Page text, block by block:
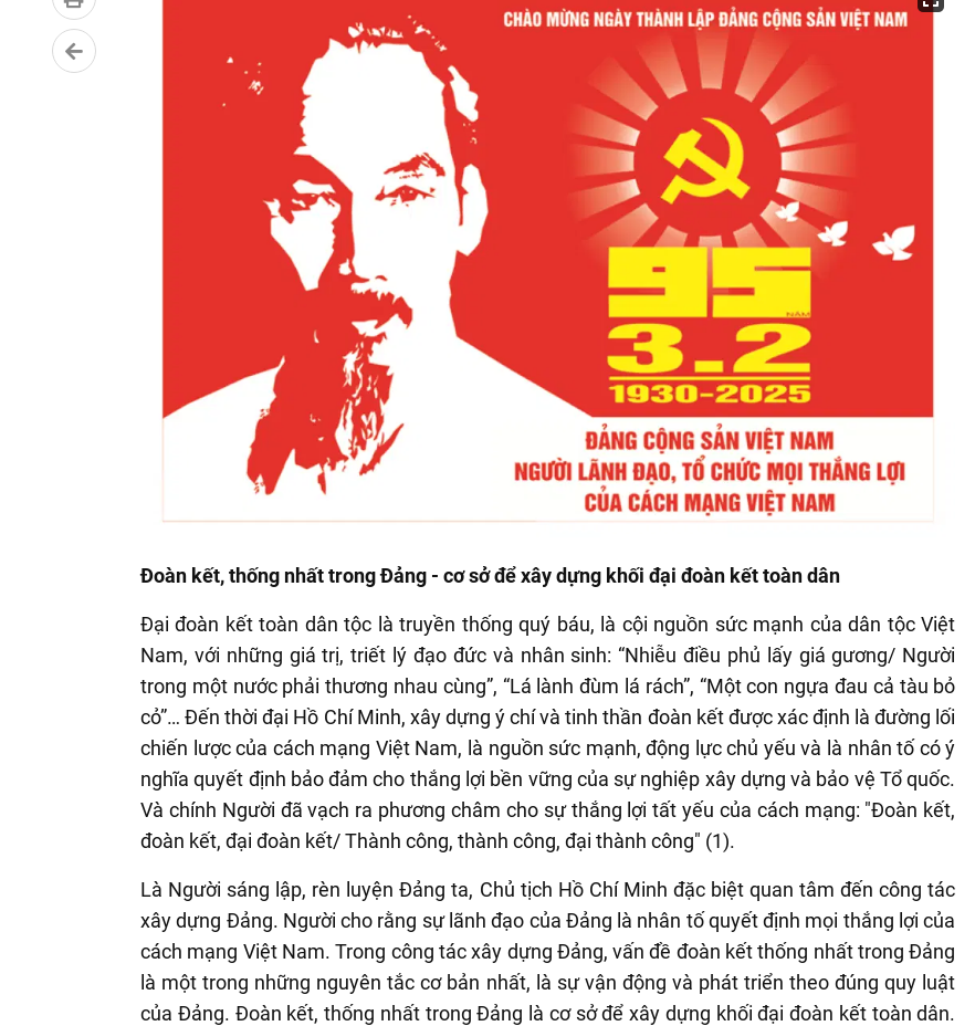
Đoàn kết, thống nhất trong Đảng - cơ sở để xây dựng khối đại đoàn kết toàn dân
Đại đoàn kết toàn dân tộc là truyền thống quý báu, là cội nguồn sức mạnh của dân tộc Việt
Nam, với những giá trị, triết lý đạo đức và nhân sinh: “Nhiễu điều phủ lấy giá gương/ Người
trong một nước phải thương nhau cùng”, “Lá lành đùm lá rách”, “Một con ngựa đau cả tàu bỏ
cỏ”… Đến thời đại Hồ Chí Minh, xây dựng ý chí và tinh thần đoàn kết được xác định là đường lối
chiến lược của cách mạng Việt Nam, là nguồn sức mạnh, động lực chủ yếu và là nhân tố có ý
nghĩa quyết định bảo đảm cho thắng lợi bền vững của sự nghiệp xây dựng và bảo vệ Tổ quốc.
Và chính Người đã vạch ra phương châm cho sự thắng lợi tất yếu của cách mạng: "Ðoàn kết,
đoàn kết, đại đoàn kết/ Thành công, thành công, đại thành công" (1).
Là Người sáng lập, rèn luyện Đảng ta, Chủ tịch Hồ Chí Minh đặc biệt quan tâm đến công tác
xây dựng Đảng. Người cho rằng sự lãnh đạo của Đảng là nhân tố quyết định mọi thắng lợi của
cách mạng Việt Nam. Trong công tác xây dựng Đảng, vấn đề đoàn kết thống nhất trong Đảng
là một trong những nguyên tắc cơ bản nhất, là sự vận động và phát triển theo đúng quy luật
của Đảng. Đoàn kết, thống nhất trong Đảng là cơ sở để xây dựng khối đại đoàn kết toàn dân.